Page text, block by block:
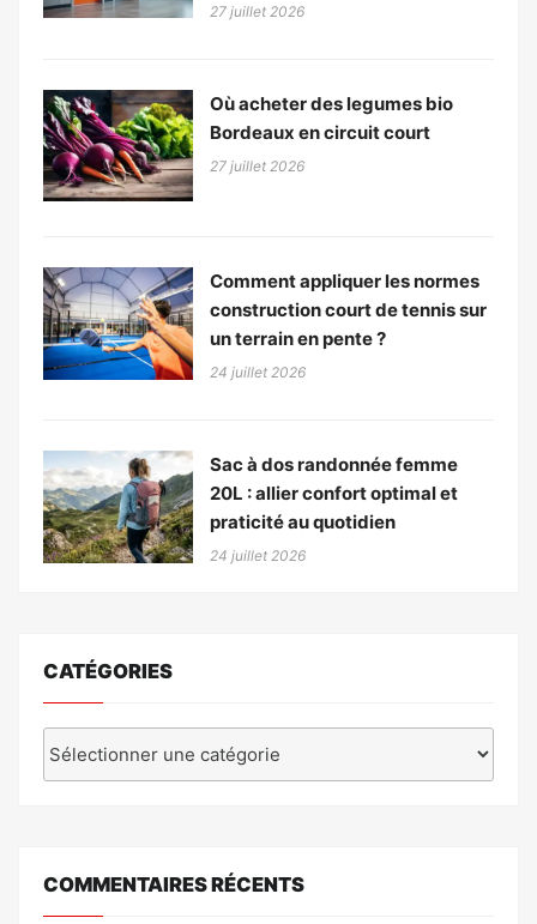
27 juillet 2026
Où acheter des legumes bio
Bordeaux en circuit court
27 juillet 2026
Comment appliquer les normes
construction court de tennis sur
un terrain en pente ?
24 juillet 2026
Sac à dos randonnée femme
20L : allier confort optimal et
praticité au quotidien
24 juillet 2026
CATÉGORIES
COMMENTAIRES RÉCENTS